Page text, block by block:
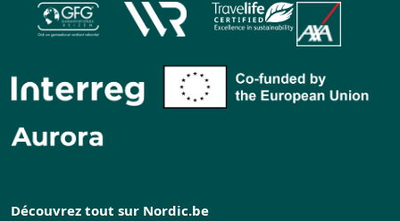
Découvrez tout sur Nordic.be